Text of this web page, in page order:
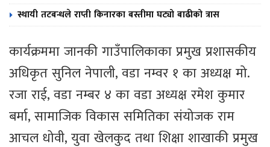
स्थायी तटबन्धले राप्ती किनारका बस्तीमा घट्यो बाढीको त्रास
कार्यक्रममा जानकी गाउँपालिकाका प्रमुख प्रशासकीय
अधिकृत सुनिल नेपाली, वडा नम्वर १ का अध्यक्ष मो.
रजा राई, वडा नम्बर ४ का वडा अध्यक्ष रमेश कुमार
बर्मा, सामाजिक विकास समितिका संयोजक राम
आचल धोवी, युवा खेलकुद तथा शिक्षा शाखाकी प्रमुख